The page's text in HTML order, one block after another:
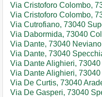
Via Cristoforo Colombo,
Via Cristoforo Colombo,
Via Cutrofiano, 73040
Via Dabormida, 73040
Via Dante, 73040
Via Dante, 73040
Via Dante Alighieri,
Via Dante Alighieri,
Via De Curtis, 73040
Via De Gasperi, 73040